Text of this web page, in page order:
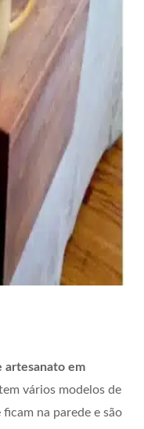
artesanato em
vários modelos de
na parede e são